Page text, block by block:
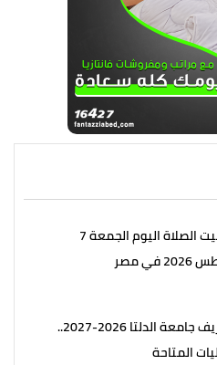
مواقيت الصلاة اليوم الجمعة 7
في مصر
مصاريف جامعة الدلتا 2026-2027..
المتاحة